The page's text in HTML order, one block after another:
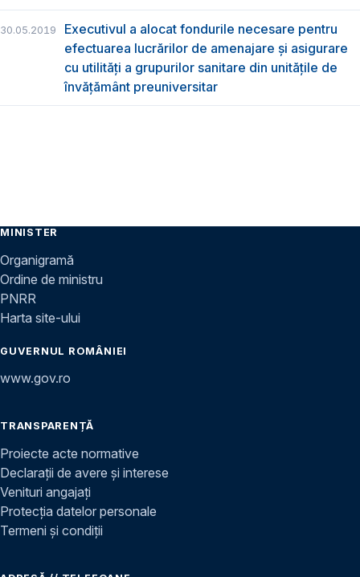
30.05.2019
Executivul a alocat fondurile necesare pentru
efectuarea lucrărilor de amenajare și asigurare
cu utilități a grupurilor sanitare din unitățile de
învățământ preuniversitar
MINISTER
Organigramă
Ordine de ministru
PNRR
Harta site-ului
GUVERNUL ROMÂNIEI
www.gov.ro
TRANSPARENȚĂ
Proiecte acte normative
Declarații de avere și interese
Venituri angajați
Protecția datelor personale
Termeni și condiții